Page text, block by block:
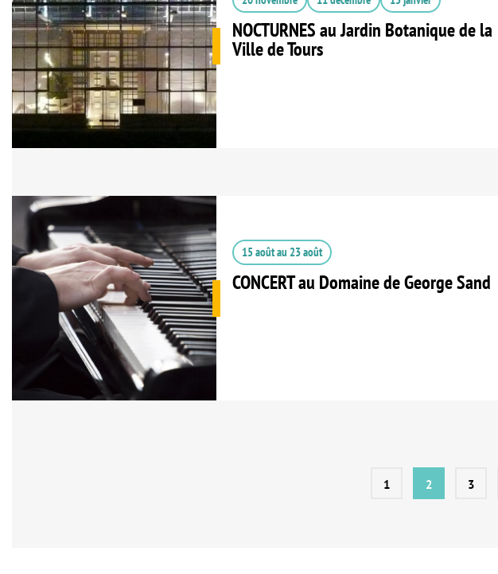
NOCTURNES au Jardin Botanique de la
Ville de Tours
15 aoûtau 23 août
CONCERT au Domaine de George Sand
1 2 3